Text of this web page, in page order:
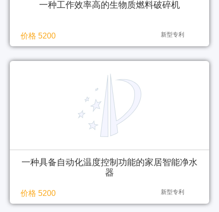
一种工作效率高的生物质燃料破碎机
价格 5200 新型专利
一种具备自动化温度控制功能的家居智能净水
器
价格 5200 新型专利